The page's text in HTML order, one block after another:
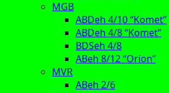
MGB
ABDeh 4/10 “Komet”
ABDeh 4/8 “Komet”
BDSeh 4/8
ABeh 8/12 “Orion”
MVR
ABeh 2/6